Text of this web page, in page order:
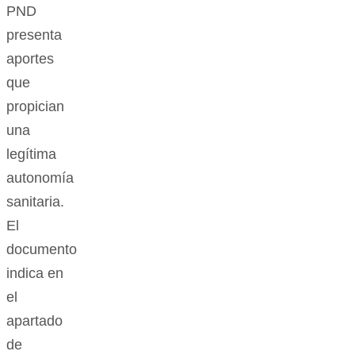
PND
presenta
aportes
que
propician
una
legítima
autonomía
sanitaria.
El
documento
indica en
el
apartado
de